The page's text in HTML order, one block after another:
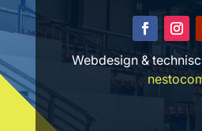
Webdesign &